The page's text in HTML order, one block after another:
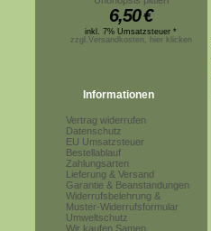
6,50€
inkl. 7% Umsatzsteuer *
zzgl.Versandkosten, hier klicken
Informationen
Vertrag widerrufen
Datenschutz
EU Umsatzsteuer
Bestellablauf
Zahlungsarten
Lieferung & Versand
Garantie & Beanstandungen
Widerrufsbelehrung &
Muster-Widerrufsformular
Umweltschutz
Wir kaufen Samen